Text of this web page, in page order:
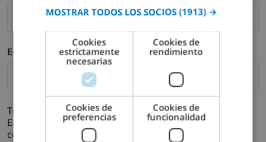
E-mail *
Teléfono *
En caso de que su dirección de e-mail no funcione
correctamente.
GERMAN
CATALAN
ITALIAN
DANISH
MOSTRAR TODOS LOS SOCIOS (1913) →
Cookies
estrictamente
necesarias
Cookies de
rendimiento
Cookies de
preferencias
Cookies de
funcionalidad